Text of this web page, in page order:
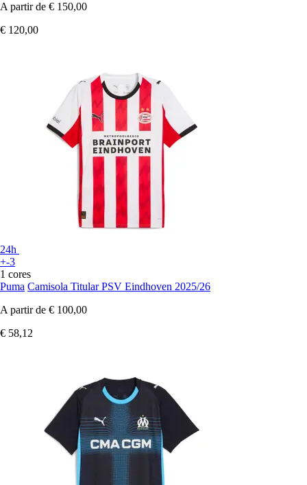
A partir de € 150,00
€ 120,00
24h
+-3
1 cores
Puma Camisola Titular PSV Eindhoven 2025/26
A partir de € 100,00
€ 58,12